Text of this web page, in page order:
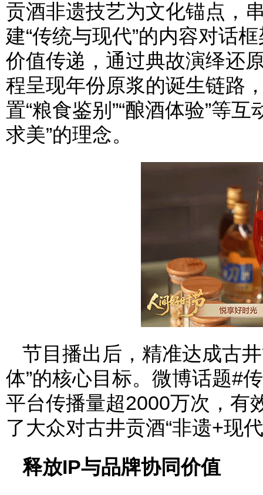
贡酒非遗技艺为文化锚点，
建“传统与现代”的内容对话
价值传递，通过典故演绎还
程呈现年份原浆的诞生链路
置“粮食鉴别”“酿酒体验”等
求美”的理念。
节目播出后，精准达成古
体”的核心目标。微博话题#
平台传播量超2000万次，有
了大众对古井贡酒“非遗+现
释放IP与品牌协同价值